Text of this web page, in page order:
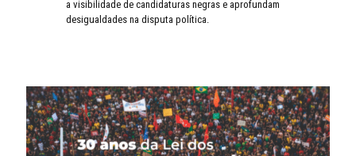
a visibilidade de candidaturas negras e aprofundam
desigualdades na disputa política.